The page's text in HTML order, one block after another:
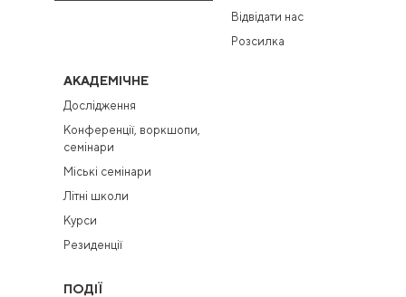
Відвідати нас
Розсилка
АКАДЕМІЧНЕ
Дослідження
Конференції, воркшопи,
семінари
Міські семінари
Літні школи
Курси
Резиденції
ПОДІЇ